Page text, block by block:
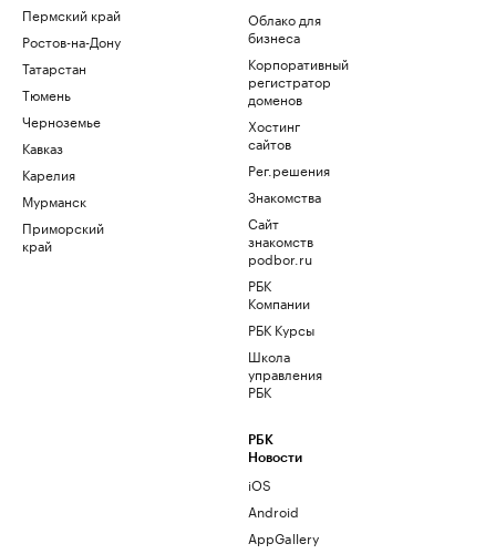
Пермский край
Ростов-на-Дону
Татарстан
Тюмень
Черноземье
Кавказ
Карелия
Мурманск
Приморский
край
Облако для
бизнеса
Корпоративный
регистратор
доменов
Хостинг
сайтов
Рег.решения
Знакомства
Сайт
знакомств
podbor.ru
РБК
Компании
РБК Курсы
Школа
управления
РБК
РБК
Новости
iOS
Android
AppGallery